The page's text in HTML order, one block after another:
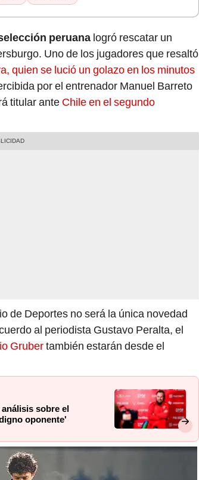
peruana logró rescatar un
Uno de los jugadores que resaltó
quien se lució un golazo en los minutos
por el entrenador Manuel Barreto
titular ante Chile en el segundo
de Deportes no será la única novedad
al periodista Gustavo Peralta, el
Grubertambién estarán desde el
sobre el
oponente'